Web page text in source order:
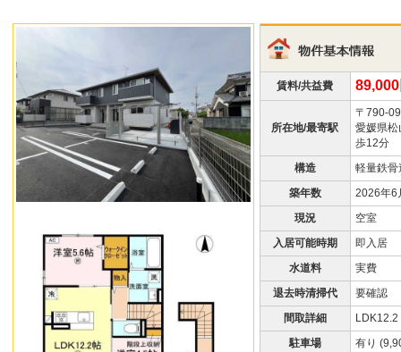
賃料/共益費
所在地/最寄駅
〒790-
愛媛県
歩12分
構造
軽量鉄骨
築年数
2026年
現況
空室
入居可能時期
即入居
水道料
実費
退去時清掃代
要確認
間取詳細
駐車場
有り